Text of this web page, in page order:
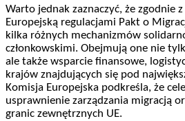
Warto jednak zaznaczyć, że zgodnie
Europejską regulacjami Pakt o
kilka różnych mechanizmów
członkowskimi. Obejmują one nie
ale także wsparcie finansowe,
krajów znajdujących się pod
Komisja Europejska podkreśla, że
usprawnienie zarządzania migracją
granic zewnętrznych UE.